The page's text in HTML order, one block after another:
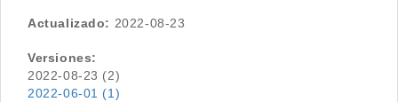
Actualizado: 2022-08-23
Versiones:
2022-08-23 (2)
2022-06-01 (1)